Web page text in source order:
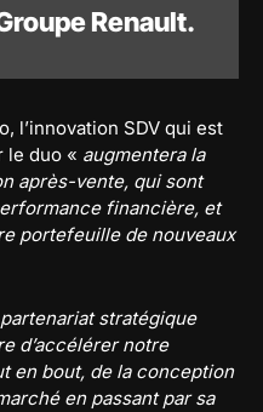
Renault.
l’innovation SDV qui est
le duo « augmentera la
après-vente, qui sont
financière, et
portefeuille de nouveaux
partenariat stratégique
d’accélérer notre
en bout, de la conception
en passant par sa